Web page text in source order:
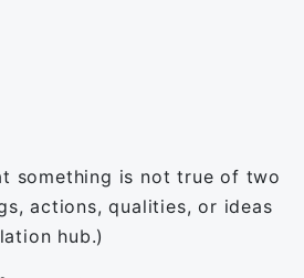
something is not true of two
actions, qualities, or ideas
hub.)